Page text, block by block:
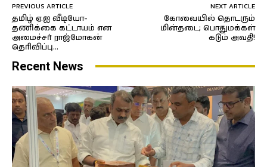
PREVIOUS ARTICLE
தமிழ் ஏ.ஐ வீடியோ-
தணிக்கை கட்டாயம் என
அமைச்சர் ராஜ்மோகன்
தெரிவிப்பு…
NEXT ARTICLE
கோவையில் தொடரும்
மின்தடை; பொதுமக்கள்
கடும் அவதி!
Recent News